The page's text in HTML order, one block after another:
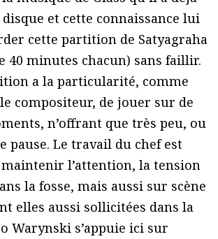
et cette connaissance lui
cette partition de Satyagraha
40 minutes chacun) sans faillir.
a la particularité, comme
compositeur, de jouer sur de
n’offrant que très peu, ou
pause. Le travail du chef est
l’attention, la tension
la fosse, mais aussi sur scène
elles aussi sollicitées dans la
Warynski s’appuie ici sur